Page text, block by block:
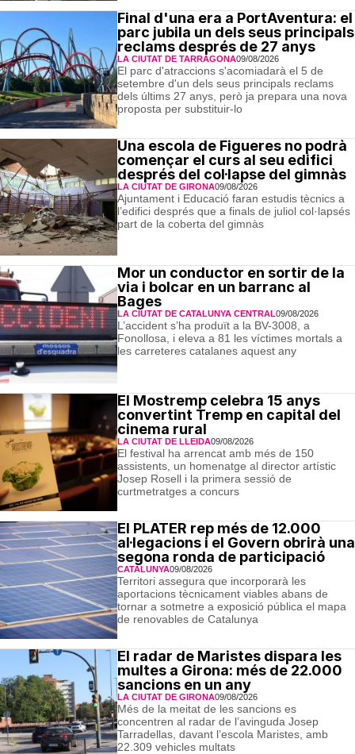
Final d'una era a PortAventura: el
parc jubila un dels seus principals
reclams després de 27 anys
LA CIUTAT DE TARRAGONA09/08/2026
El parc d'atraccions s'acomiadarà el 5 de
setembre d'un dels seus principals reclams
dels últims 27 anys, però ja prepara una nova
proposta per substituir-lo
Una escola de Figueres no podrà
començar el curs al seu edifici
després del col·lapse del gimnàs
LA CIUTAT DE GIRONA09/08/2026
Ajuntament i Educació faran estudis tècnics a
l’edifici després que a finals de juliol col·lapsés
part de la coberta del gimnàs
Mor un conductor en sortir de la
via i bolcar en un barranc al
Bages
LA CIUTAT DE CATALUNYA CENTRAL09/08/2026
L’accident s’ha produït a la BV-3008, a
Fonollosa, i eleva a 81 les víctimes mortals a
les carreteres catalanes aquest any
El Mostremp celebra 15 anys
convertint Tremp en capital del
cinema rural
LA CIUTAT DE LLEIDA09/08/2026
El festival ha arrencat amb més de 150
assistents, un homenatge al director artístic
Josep Rosell i la primera sessió de
curtmetratges a concurs
El PLATER rep més de 12.000
al·legacions i el Govern obrirà una
segona ronda de participació
CATALUNYA09/08/2026
Territori assegura que incorporarà les
aportacions tècnicament viables abans de
tornar a sotmetre a exposició pública el mapa
de renovables de Catalunya
El radar de Maristes dispara les
multes a Girona: més de 22.000
sancions en un any
LA CIUTAT DE GIRONA09/08/2026
Més de la meitat de les sancions es
concentren al radar de l’avinguda Josep
Tarradellas, davant l’escola Maristes, amb
22.309 vehicles multats